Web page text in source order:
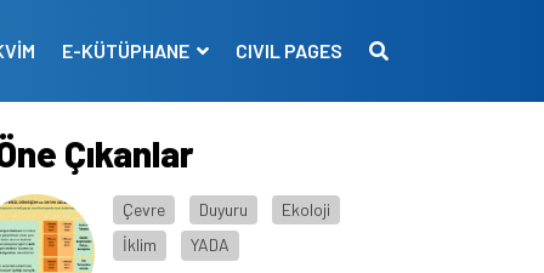
E-KÜTÜPHANE CIVIL PAGES
Çıkanlar
Çevre Duyuru
Ekoloji
İklim
YADA